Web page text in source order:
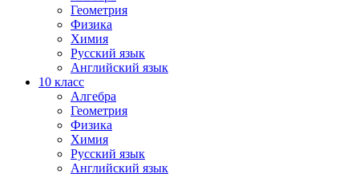
Геометрия
Физика
Химия
Русский язык
Английский язык
10 класс
Алгебра
Геометрия
Физика
Химия
Русский язык
Английский язык